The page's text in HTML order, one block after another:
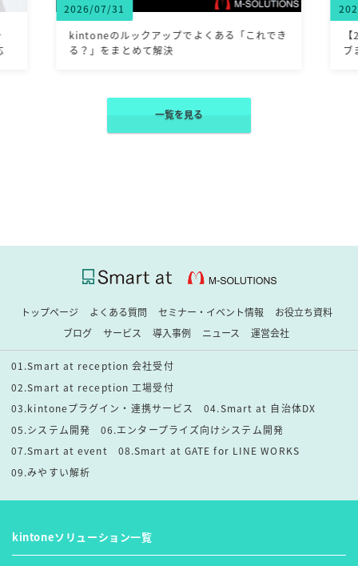
2026/07/31
kintoneのルックアップでよくある「これでき
る？」をまとめて解決
ブ
一覧を見る
トップページ よくある質問 セミナー・イベント情報
お役立ち資料
ブログ
サービス 導入事例 ニュース 運営会社
01.Smart at reception 会社受付
02.Smart at reception 工場受付
03.kintoneプラグイン・連携サービス
04.Smart at 自治体DX
05.システム開発
06.エンタープライズ向けシステム開発
07.Smart at event
08.Smart at GATE for LINE WORKS
09.みやすい解析
kintoneソリューション一覧